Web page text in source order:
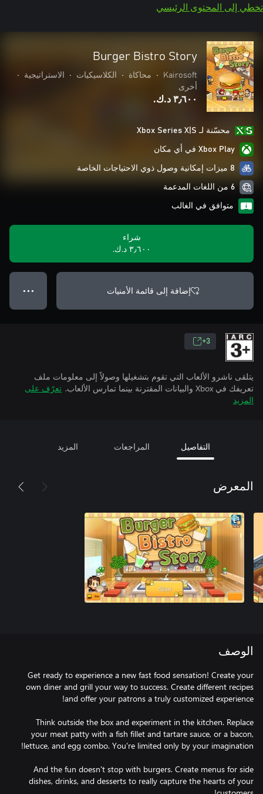
تخطي إلى المحتوى الرئيسي
Burger Bistro Story
Kairosoft
• محاكاة • الكلاسيكيات • الاستراتيجية
•
أخرى
٣٫٦٠٠ د.ك.‏
محسّنة لـ Xbox Series X|S
Xbox Play في أي مكان
8 ميزات إمكانية وصول ذوي الاحتياجات الخاصة
6 من اللغات المدعمة
متوافق في الغالب
شراء
٣٫٦٠٠ د.ك.‏
إضافة إلى قائمة الأمنيات ● ● ●
3+
يتلقى ناشرو الألعاب التي تقوم بتشغيلها وصولاً إلى معلومات ملف
تعريفك في Xbox والبيانات المقترنة بينما تمارس الألعاب.
تعرّف على
المزيد
التفاصيل المراجعات المزيد
المعرض
الوصف
Get ready to experience a new fast food sensation! Create your
own diner and grill your way to success. Create different recipes
Think outside the box and experiment in the kitchen. Replace
your meat patty with a fish fillet and tartare sauce, or a bacon,
And the fun doesn't stop with burgers. Create menus for side
dishes, drinks, and desserts to really capture the hearts of your